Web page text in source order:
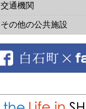
交通機関
その他の公共施設